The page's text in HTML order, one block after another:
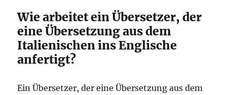
Wie arbeitet ein Übersetzer, der
eine Übersetzung aus dem
Italienischen ins Englische
anfertigt?
Ein Übersetzer, der eine Übersetzung aus dem